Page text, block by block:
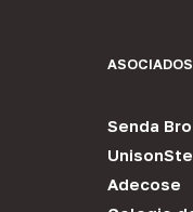
Senda
Adecose